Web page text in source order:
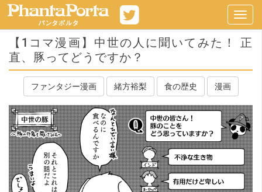
【1コマ漫画】中世の人に聞いてみた！ 正
直、豚ってどうですか？
ファンタジー漫画 緒方裕梨 食の歴史 漫画